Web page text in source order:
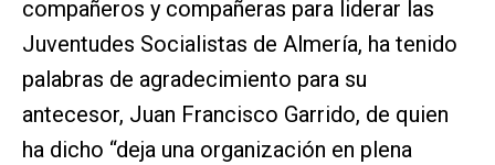
compañeros y compañeras para liderar las
Juventudes Socialistas de Almería, ha tenido
palabras de agradecimiento para su
antecesor, Juan Francisco Garrido, de quien
ha dicho “deja una organización en plena